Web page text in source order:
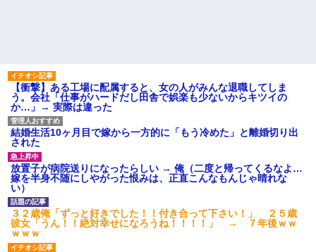
【衝撃】ある工場に配属すると、女の人がみんな退職してしま
う。会社「仕事がハードだし田舎で娯楽も少ないからキツイの
か…」→ 実際は違った
結婚生活10ヶ月目で嫁から一方的に「もう冷めた」と離婚切り出
された
放置子が病院送りになったらしい → 俺（二度と帰ってくるなよ…
嫁を半身不随にしやがった恨みは、正直こんなもんじゃ晴れな
い）
３２歳俺「ずっと好きでした！！付き合って下さい！」 ２５歳
彼女「うん！！絶対幸せになろうね！！！！」 → ７年後ｗｗ
ｗｗｗ